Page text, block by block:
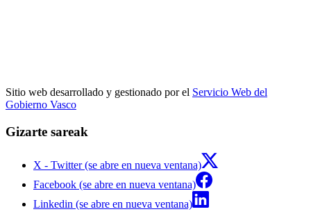
Sitio web desarrollado y gestionado por el Servicio Web del
Gobierno Vasco
Gizarte sareak
X - Twitter (se abre en nueva ventana)
Facebook (se abre en nueva ventana)
Linkedin (se abre en nueva ventana)